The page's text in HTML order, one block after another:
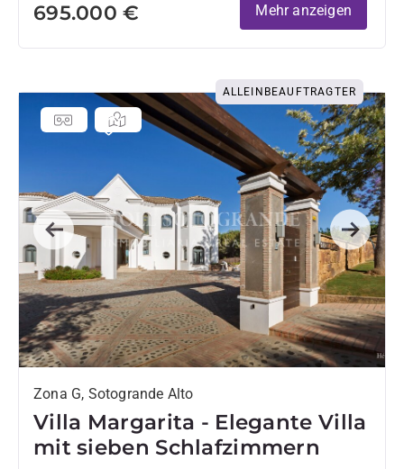
695.000 € Mehr anzeigen
Previous Next
ALLEINBEAUFTRAGTER
Zona G, Sotogrande Alto
Villa Margarita - Elegante Villa
mit sieben Schlafzimmern